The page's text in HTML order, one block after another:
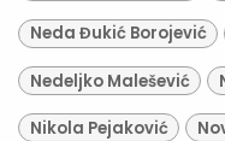
Neda Đukić Borojević
Nedeljko Malešević
Nikola Pejaković